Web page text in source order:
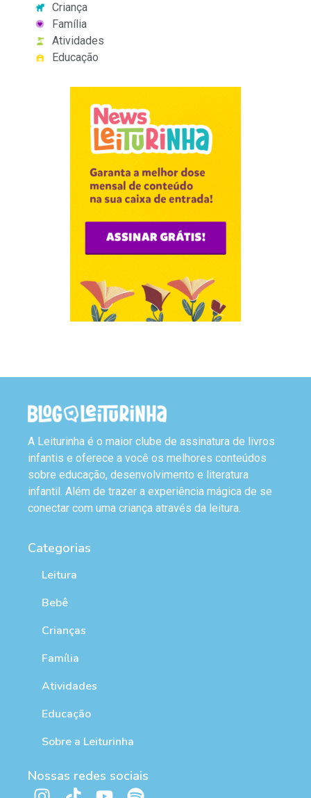
Criança
Família
Atividades
Educação
A Leiturinha é o maior clube de assinatura de livros
infantis e oferece a você os melhores conteúdos
sobre educação, desenvolvimento e literatura
infantil. Além de trazer a experiência mágica de se
conectar com uma criança através da leitura.
Categorias
Leitura
Bebê
Crianças
Família
Atividades
Educação
Sobre a Leiturinha
Nossas redes sociais